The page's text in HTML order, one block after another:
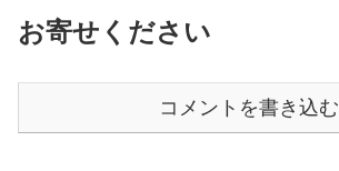
お寄せください
コメントを書き込む